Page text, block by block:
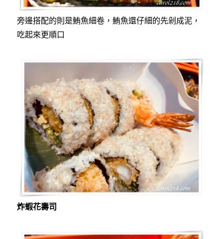
旁邊搭配的則是鮪魚細卷，鮪魚還仔細的先剁成泥，
吃起來更順口
炸蝦花壽司